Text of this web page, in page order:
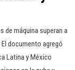
de máquina superan a
documento agregó
Latina y México